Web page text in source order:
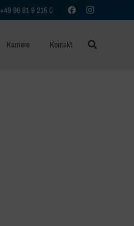
+49 96 81 9 215 0
Karriere Kontakt